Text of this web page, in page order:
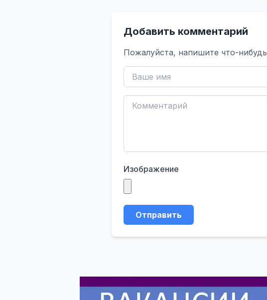
Добавить комментарий
Пожалуйста, напишите что-нибудь
Изображение
Отправить